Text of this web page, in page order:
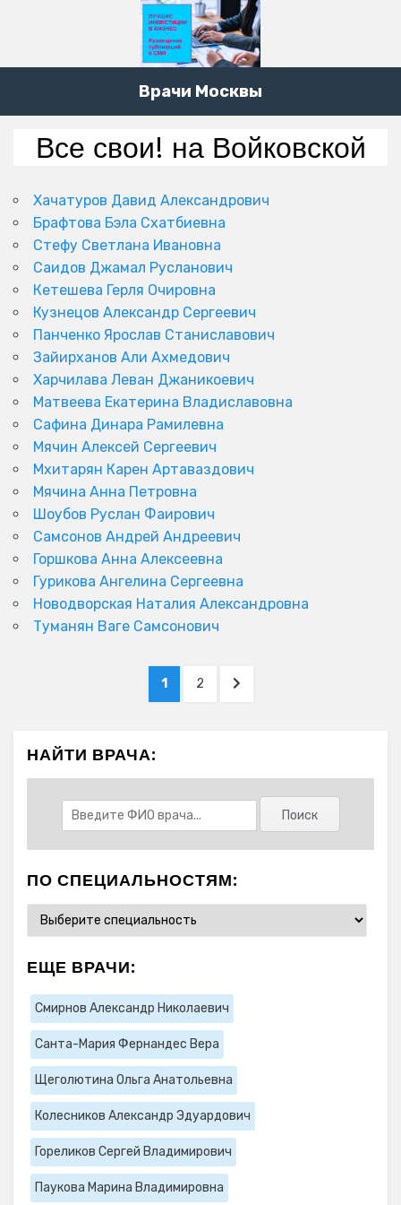
Врачи Москвы
Все свои! на Войковской
Хачатуров Давид Александрович
Брафтова Бэла Схатбиевна
Стефу Светлана Ивановна
Саидов Джамал Русланович
Кетешева Герля Очировна
Кузнецов Александр Сергеевич
Панченко Ярослав Станиславович
Зайирханов Али Ахмедович
Харчилава Леван Джаникоевич
Матвеева Екатерина Владиславовна
Сафина Динара Рамилевна
Мячин Алексей Сергеевич
Мхитарян Карен Артаваздович
Мячина Анна Петровна
Шоубов Руслан Фаирович
Самсонов Андрей Андреевич
Горшкова Анна Алексеевна
Гурикова Ангелина Сергеевна
Новодворская Наталия Александровна
Туманян Ваге Самсонович
PAGE
1 PAGE
2
NEXT
НАЙТИ ВРАЧА:
ПО СПЕЦИАЛЬНОСТЯМ:
ЕЩЕ ВРАЧИ:
Смирнов Александр Николаевич
Санта-Мария Фернандес Вера
Щеголютина Ольга Анатольевна
Колесников Александр Эдуардович
Гореликов Сергей Владимирович
Паукова Марина Владимировна